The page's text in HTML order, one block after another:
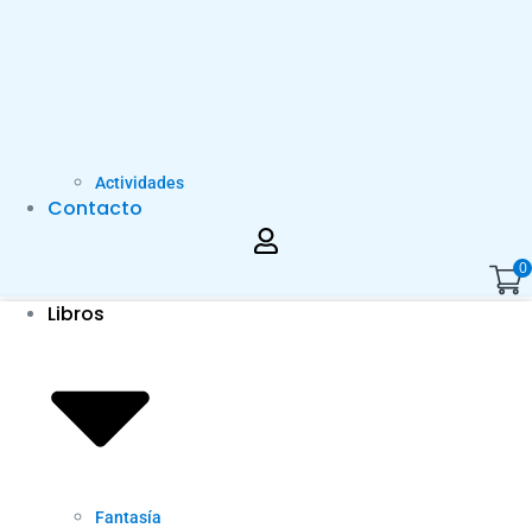
Actividades
Contacto
0
Libros
Fantasía